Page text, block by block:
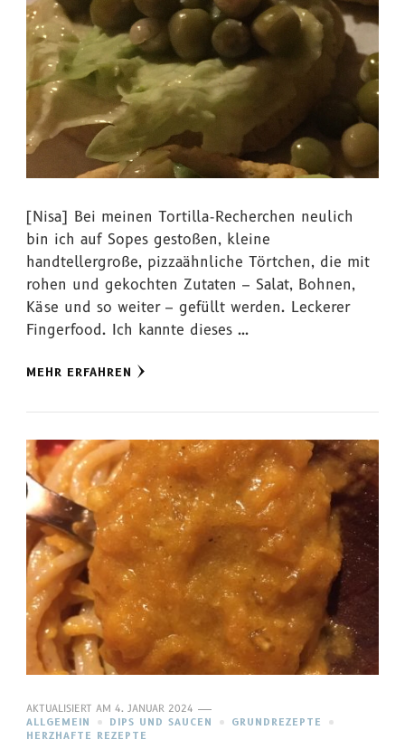
[Nisa] Bei meinen Tortilla-Recherchen neulich
bin ich auf Sopes gestoßen, kleine
handtellergroße, pizzaähnliche Törtchen, die mit
rohen und gekochten Zutaten – Salat, Bohnen,
Käse und so weiter – gefüllt werden. Leckerer
Fingerfood. Ich kannte dieses …
MEHR ERFAHREN
AKTUALISIERT AM 4. JANUAR 2024
ALLGEMEIN
DIPS UND SAUCEN
GRUNDREZEPTE
HERZHAFTE REZEPTE